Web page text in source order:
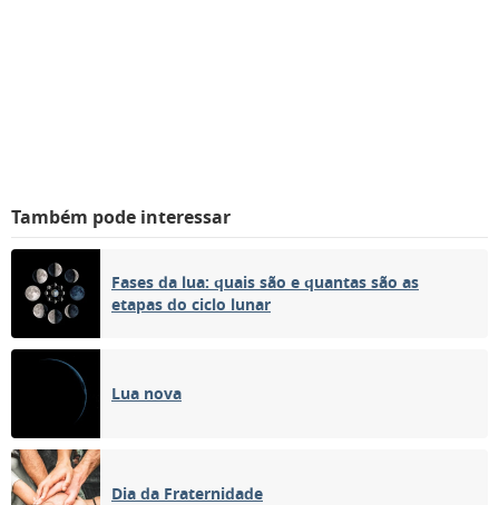
Também pode interessar
Fases da lua: quais são e quantas são as
etapas do ciclo lunar
Lua nova
Dia da Fraternidade